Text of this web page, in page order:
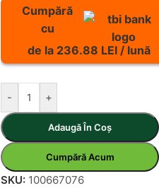
Cumpără
cu
de la 236.88 LEI / lună
- +
Adaugă În Coș
Cumpără Acum
SKU: 100667076